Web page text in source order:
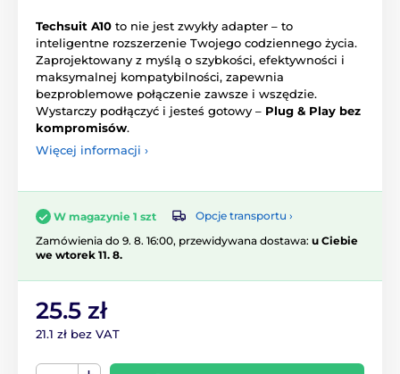
Techsuit A10 to nie jest zwykły adapter – to
inteligentne rozszerzenie Twojego codziennego życia.
Zaprojektowany z myślą o szybkości, efektywności i
maksymalnej kompatybilności, zapewnia
bezproblemowe połączenie zawsze i wszędzie.
Wystarczy podłączyć i jesteś gotowy – Plug & Play bez
kompromisów.
Więcej informacji ›
W magazynie 1 szt
Opcje transportu ›
Zamówienia do 9. 8. 16:00, przewidywana dostawa: u Ciebie
we wtorek 11. 8.
25.5 zł
21.1 zł bez VAT